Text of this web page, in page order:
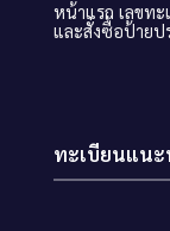
หน้าแรก เลขท
และสั่งซื้อป้ายป
ทะเบียนแนะ